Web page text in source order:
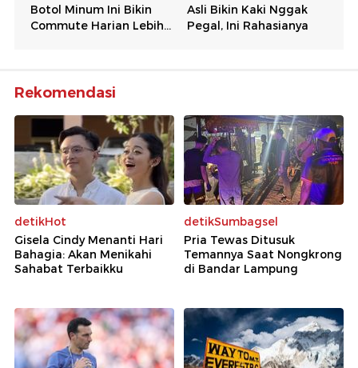
Rekomendasi
detikHot
Gisela Cindy Menanti Hari
Bahagia: Akan Menikahi
Sahabat Terbaikku
detikSumbagsel
Pria Tewas Ditusuk
Temannya Saat Nongkrong
di Bandar Lampung